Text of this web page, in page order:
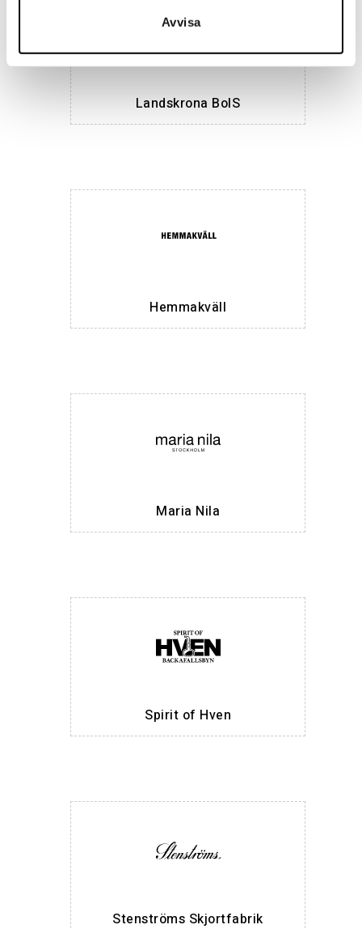
Avvisa
Landskrona BoIS
Hemmakväll
Maria Nila
Spirit of Hven
Stenströms Skjortfabrik